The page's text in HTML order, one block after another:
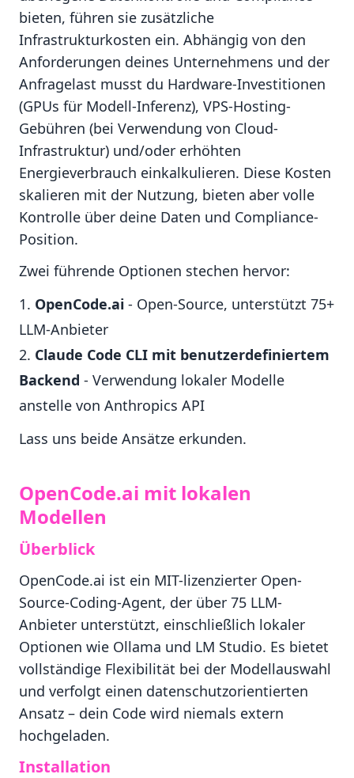
bieten, führen sie zusätzliche
Infrastrukturkosten ein. Abhängig von den
Anforderungen deines Unternehmens und der
Anfragelast musst du Hardware-Investitionen
(GPUs für Modell-Inferenz), VPS-Hosting-
Gebühren (bei Verwendung von Cloud-
Infrastruktur) und/oder erhöhten
Energieverbrauch einkalkulieren. Diese Kosten
skalieren mit der Nutzung, bieten aber volle
Kontrolle über deine Daten und Compliance-
Position.
Zwei führende Optionen stechen hervor:
OpenCode.ai - Open-Source, unterstützt 75+
LLM-Anbieter
Claude Code CLI mit benutzerdefiniertem
Backend - Verwendung lokaler Modelle
anstelle von Anthropics API
Lass uns beide Ansätze erkunden.
OpenCode.ai mit lokalen
Modellen
Überblick
OpenCode.ai ist ein MIT-lizenzierter Open-
Source-Coding-Agent, der über 75 LLM-
Anbieter unterstützt, einschließlich lokaler
Optionen wie Ollama und LM Studio. Es bietet
vollständige Flexibilität bei der Modellauswahl
und verfolgt einen datenschutzorientierten
Ansatz – dein Code wird niemals extern
hochgeladen.
Installation